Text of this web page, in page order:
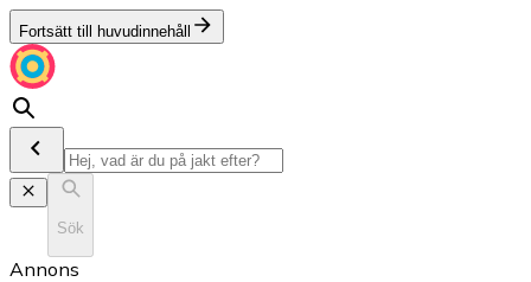
Fortsätt till huvudinnehåll
Sök
Annons